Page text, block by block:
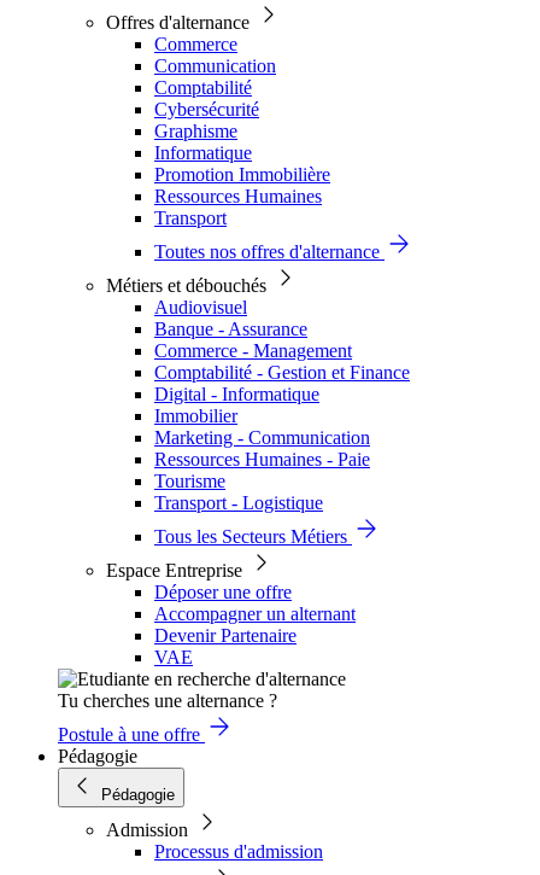
Offres d'alternance
Commerce
Communication
Comptabilité
Cybersécurité
Graphisme
Informatique
Promotion Immobilière
Ressources Humaines
Transport
Toutes nos offres d'alternance
Métiers et débouchés
Audiovisuel
Banque - Assurance
Commerce - Management
Comptabilité - Gestion et Finance
Digital - Informatique
Immobilier
Marketing - Communication
Ressources Humaines - Paie
Tourisme
Transport - Logistique
Tous les Secteurs Métiers
Espace Entreprise
Déposer une offre
Accompagner un alternant
Devenir Partenaire
VAE
Tu cherches une alternance ?
Postule à une offre
Pédagogie
Pédagogie
Admission
Processus d'admission